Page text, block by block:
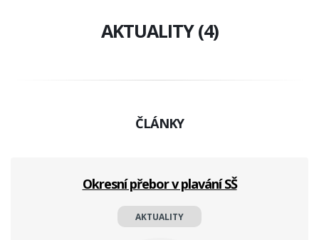
AKTUALITY (4)
ČLÁNKY
Okresní přebor v plavání SŠ
AKTUALITY